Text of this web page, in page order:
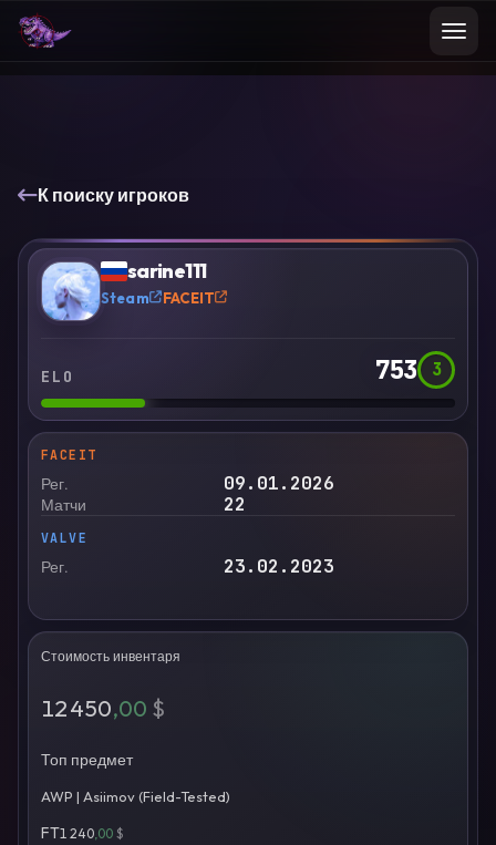
К поиску игроков
? sarine111
Steam FACEIT
ELO 753 3
FACEIT
Рег. 09.01.2026
Матчи 22
VALVE
Рег. 23.02.2023
Стоимость инвентаря
12 450,00 $
Топ предмет
AWP | Asiimov (Field-Tested)
FT1 240,00 $